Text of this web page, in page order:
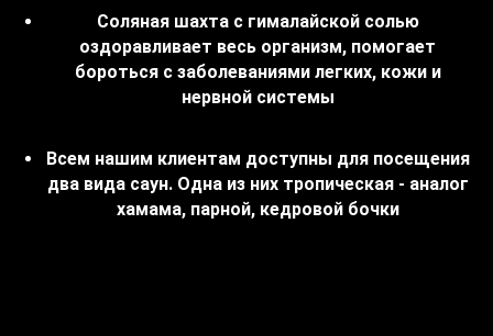
Соляная шахта с гималайской солью
оздоравливает весь организм, помогает
бороться с заболеваниями легких, кожи и
нервной системы
Всем нашим клиентам доступны для посещения
два вида саун. Одна из них тропическая - аналог
хамама, парной, кедровой бочки